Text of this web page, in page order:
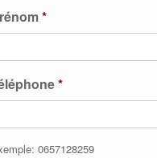
*
*
0657128259